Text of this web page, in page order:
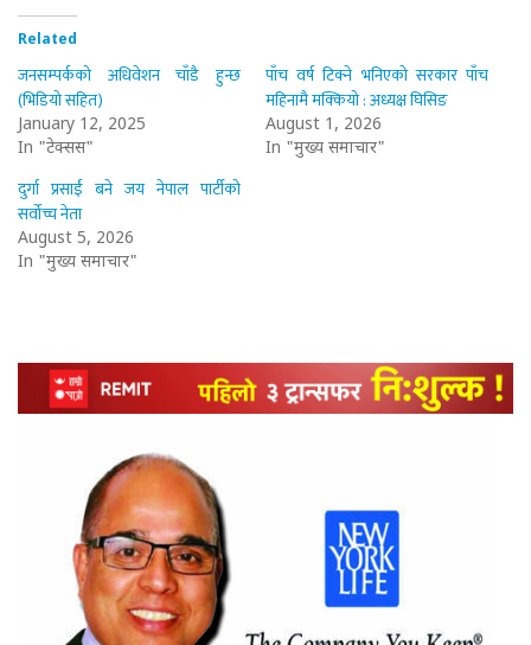
Related
जनसम्पर्कको अधिवेशन चाँडै हुन्छ
(भिडियो सहित)
January 12, 2025
In "टेक्सस"
पाँच वर्ष टिक्ने भनिएको सरकार पाँच
महिनामै मक्कियो : अध्यक्ष घिसिङ
August 1, 2026
In "मुख्य समाचार"
दुर्गा प्रसाईं बने जय नेपाल पार्टीको
सर्वोच्च नेता
August 5, 2026
In "मुख्य समाचार"